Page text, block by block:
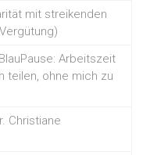
mit streikenden
Arbeitszeit
teilen, ohne mich zu
Christiane